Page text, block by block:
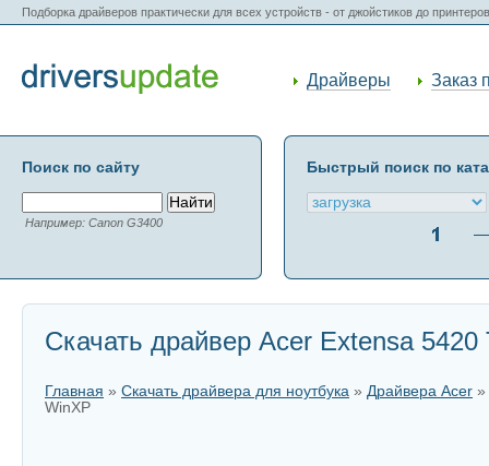
Подборка драйверов практически для всех устройств - от джойстиков до
Драйверы Заказ
Поиск по сайту
Например: Canon G3400
Быстрый поиск по
Скачать драйвер Acer Extensa
Главная » Скачать драйвера для ноутбука » Драйвера Acer »
WinXP